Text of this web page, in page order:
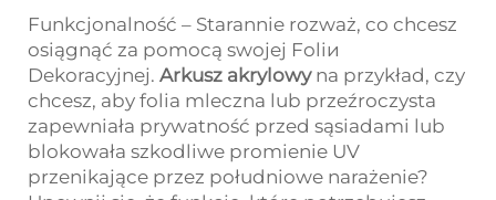
Funkcjonalność – Starannie rozważ, co chcesz
osiągnąć za pomocą swojej Foliи
Dekoracyjnej. Arkusz akrylowy na przykład, czy
chcesz, aby folia mleczna lub przeźroczysta
zapewniała prywatność przed sąsiadami lub
blokowała szkodliwe promienie UV
przenikające przez południowe narażenie?